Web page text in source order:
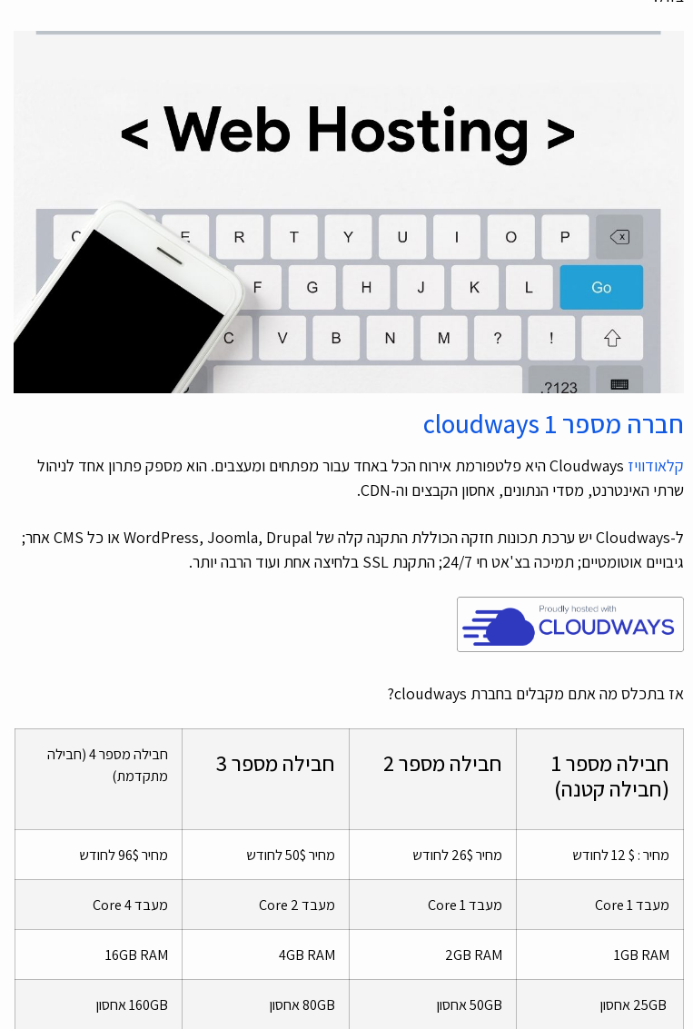
חברה מספר 1 cloudways
קלאודוויז
Cloudways היא פלטפורמת אירוח הכל באחד עבור מפתחים ומעצבים. הוא מספק פתרון אחד לניהול
שרתי האינטרנט, מסדי הנתונים, אחסון הקבצים וה-CDN.
ל-Cloudways יש ערכת תכונות חזקה הכוללת התקנה קלה של WordPress, Joomla, Drupal או כל CMS אחר;
גיבויים אוטומטיים; תמיכה בצ'אט חי 24/7; התקנת SSL בלחיצה אחת ועוד הרבה יותר.
אז בתכלס מה אתם מקבלים בחברת cloudways?
חבילה מספר 1
(חבילה קטנה)
חבילה מספר 2 חבילה מספר 3
חבילה מספר 4 (חבילה
מתקדמת)
מחיר : $ 12 לחודש מחיר 26$ לחודש מחיר 50$ לחודש מחיר 96$ לחודש
מעבד 1 Core מעבד 1 Core מעבד 2 Core מעבד 4 Core
1GB RAM
2GB RAM
4GB RAM
16GB RAM
50GB אחסון 80GB אחסון 160GB אחסון